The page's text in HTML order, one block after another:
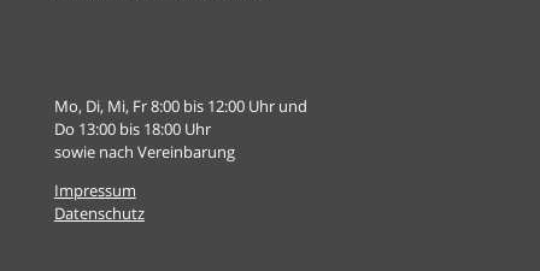
Mo, Di, Mi, Fr 8:00 bis 12:00 Uhr und
Do 13:00 bis 18:00 Uhr
sowie nach Vereinbarung
Impressum
Datenschutz